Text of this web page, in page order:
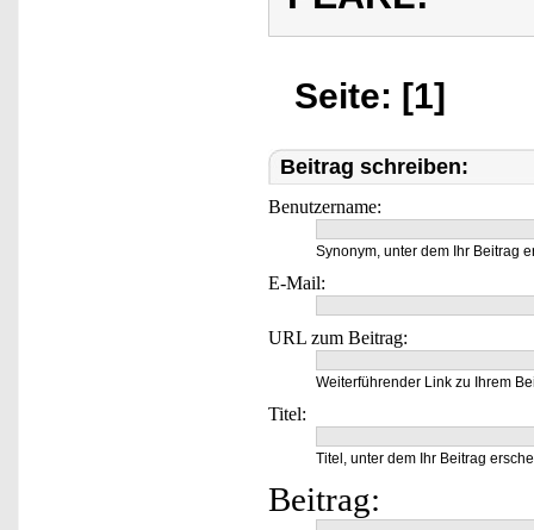
Seite: [1]
Beitrag schreiben:
Benutzername:
Synonym, unter dem Ihr Beitrag
E-Mail:
URL zum Beitrag:
Weiterführender Link zu Ihrem
Titel:
Titel, unter dem Ihr Beitrag
Beitrag: